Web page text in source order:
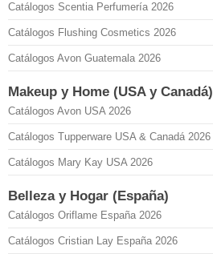
Catálogos Scentia Perfumería 2026
Catálogos Flushing Cosmetics 2026
Catálogos Avon Guatemala 2026
Makeup y Home (USA y Canadá)
Catálogos Avon USA 2026
Catálogos Tupperware USA & Canadá 2026
Catálogos Mary Kay USA 2026
Belleza y Hogar (España)
Catálogos Oriflame España 2026
Catálogos Cristian Lay España 2026